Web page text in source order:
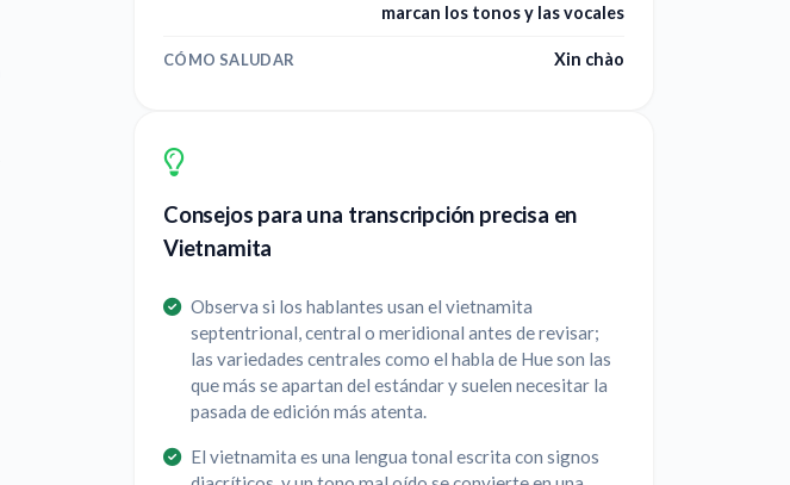
marcan los tonos y las vocales
CÓMO SALUDAR Xin chào
Consejos para una transcripción precisa en
Vietnamita
Observa si los hablantes usan el vietnamita
septentrional, central o meridional antes de revisar;
las variedades centrales como el habla de Hue son las
que más se apartan del estándar y suelen necesitar la
pasada de edición más atenta.
El vietnamita es una lengua tonal escrita con signos